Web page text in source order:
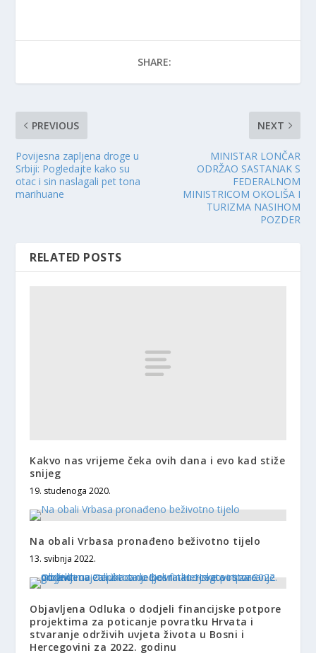
SHARE:
PREVIOUS
Povijesna zapljena droge u
Srbiji: Pogledajte kako su
otac i sin naslagali pet tona
marihuane
NEXT
MINISTAR LONČAR
ODRŽAO SASTANAK S
FEDERALNOM
MINISTRICOM OKOLIŠA I
TURIZMA NASIHOM
POZDER
RELATED POSTS
Kakvo nas vrijeme čeka ovih dana i evo kad stiže
snijeg
19. studenoga 2020.
Na obali Vrbasa pronađeno beživotno tijelo
13. svibnja 2022.
Objavljena Odluka o dodjeli financijske potpore
projektima za poticanje povratku Hrvata i
stvaranje održivih uvjeta života u Bosni i
Hercegovini za 2022. godinu